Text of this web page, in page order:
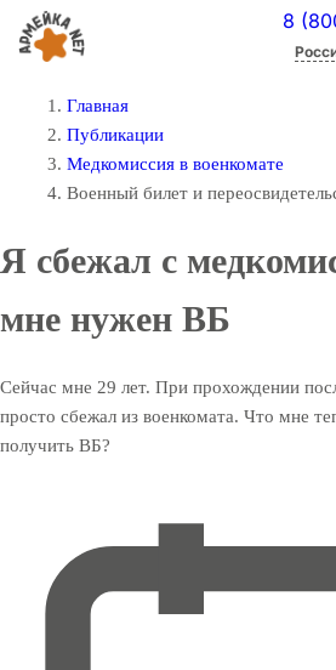
8
Главная
Публикации
Медкомиссия в военкомате
Военный билет и
Я сбежал с
мне нужен ВБ
Сейчас мне 29 лет. При прохождении
просто сбежал из военкомата. Что мне
получить ВБ?